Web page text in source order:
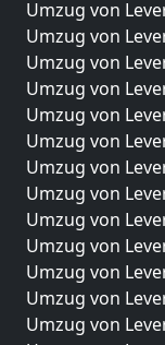
Umzug von
Umzug von
Umzug von
Umzug von
Umzug von
Umzug von
Umzug von
Umzug von
Umzug von
Umzug von
Umzug von
Umzug von
Umzug von